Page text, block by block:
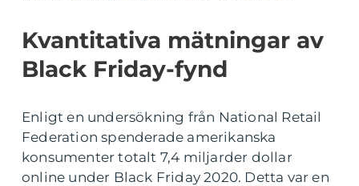
Kvantitativa mätningar av
Black Friday-fynd
Enligt en undersökning från National Retail
Federation spenderade amerikanska
konsumenter totalt 7,4 miljarder dollar
online under Black Friday 2020. Detta var en